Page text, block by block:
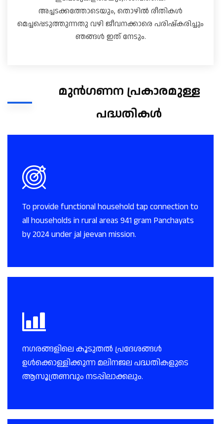
അച്ചടക്കത്തോടെയും, തൊഴിൽ രീതികൾ
മെച്ചപ്പെടുത്തുന്നതു വഴി ജീവനക്കാരെ പരിഷ്‌കരിച്ചും
ഞങ്ങൾ ഇത് നേടും.
മുൻ‌ഗണന പ്രകാരമുള്ള
പദ്ധതികൾ
To provide functional household tap connection to
all households in rural areas 941 gram Panchayats
by 2024 under jal jeevan mission.
നഗരങ്ങളിലെ കൂടുതൽ പ്രദേശങ്ങൾ
ഉൾക്കൊള്ളിക്കുന്ന മലിനജല പദ്ധതികളുടെ
ആസൂത്രണവും നടപ്പിലാക്കലും.